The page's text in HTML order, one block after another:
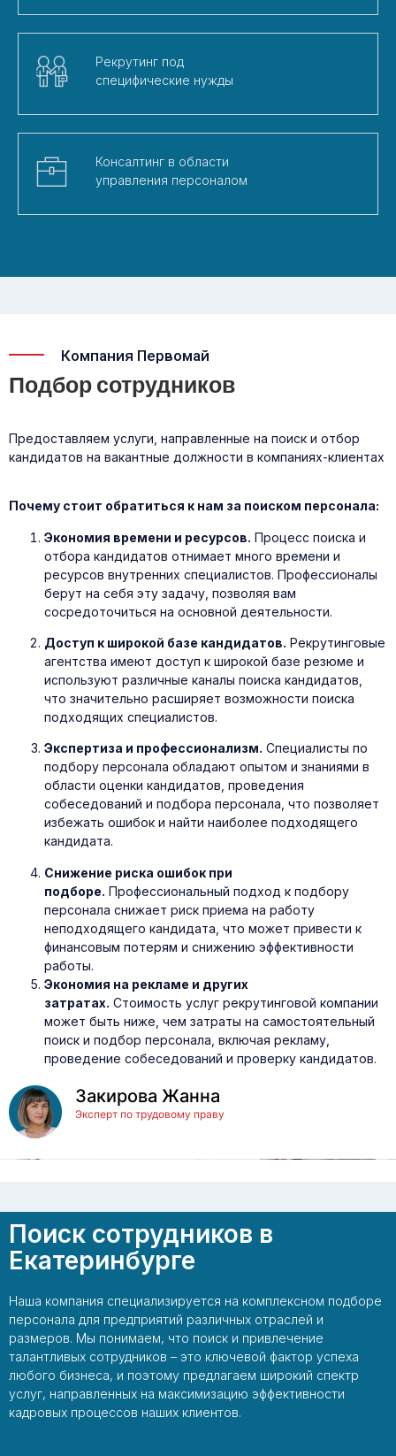
Рекрутинг под
специфические нужды
Консалтинг в области
управления персоналом
Компания Первомай
Подбор сотрудников
Предоставляем услуги, направленные на поиск и отбор
кандидатов на вакантные должности в компаниях-клиентах
Почему стоит обратиться к нам за поиском персонала:
Экономия времени и ресурсов. Процесс поиска и
отбора кандидатов отнимает много времени и
ресурсов внутренних специалистов. Профессионалы
берут на себя эту задачу, позволяя вам
сосредоточиться на основной деятельности.
Доступ к широкой базе кандидатов. Рекрутинговые
агентства имеют доступ к широкой базе резюме и
используют различные каналы поиска кандидатов,
что значительно расширяет возможности поиска
подходящих специалистов.
Экспертиза и профессионализм. Специалисты по
подбору персонала обладают опытом и знаниями в
области оценки кандидатов, проведения
собеседований и подбора персонала, что позволяет
избежать ошибок и найти наиболее подходящего
кандидата.
Снижение риска ошибок при
подборе. Профессиональный подход к подбору
персонала снижает риск приема на работу
неподходящего кандидата, что может привести к
финансовым потерям и снижению эффективности
работы.
Экономия на рекламе и других
затратах. Стоимость услуг рекрутинговой компании
может быть ниже, чем затраты на самостоятельный
поиск и подбор персонала, включая рекламу,
проведение собеседований и проверку кандидатов.
Закирова Жанна
Эксперт по трудовому праву
Поиск сотрудников в
Екатеринбурге
Наша компания специализируется на комплексном подборе
персонала для предприятий различных отраслей и
размеров. Мы понимаем, что поиск и привлечение
талантливых сотрудников – это ключевой фактор успеха
любого бизнеса, и поэтому предлагаем широкий спектр
услуг, направленных на максимизацию эффективности
кадровых процессов наших клиентов.